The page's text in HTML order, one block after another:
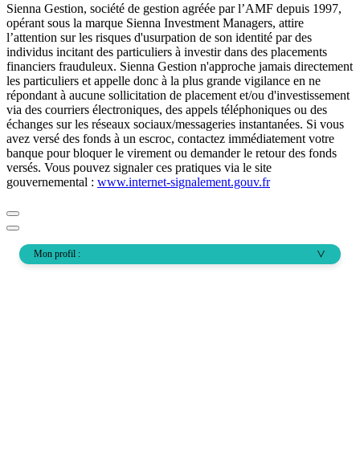
Sienna Gestion, société de gestion agréée par l’AMF depuis 1997,
opérant sous la marque Sienna Investment Managers, attire
l’attention sur les risques d'usurpation de son identité par des
individus incitant des particuliers à investir dans des placements
financiers frauduleux. Sienna Gestion n'approche jamais directement
les particuliers et appelle donc à la plus grande vigilance en ne
répondant à aucune sollicitation de placement et/ou d'investissement
via des courriers électroniques, des appels téléphoniques ou des
échanges sur les réseaux sociaux/messageries instantanées. Si vous
avez versé des fonds à un escroc, contactez immédiatement votre
banque pour bloquer le virement ou demander le retour des fonds
versés. Vous pouvez signaler ces pratiques via le site
gouvernemental : www.internet-signalement.gouv.fr
Mon profil :